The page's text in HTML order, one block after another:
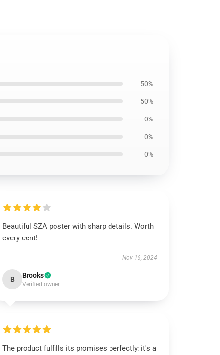
50%
50%
0%
0%
0%
Beautiful SZA poster with sharp details. Worth
every cent!
Nov 16, 2024
B Brooks
Verified owner
The product fulfills its promises perfectly; it's a